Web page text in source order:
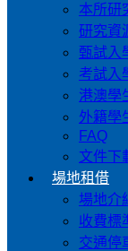
本所研
研究資
甄試入
考試入
港澳學
外籍學
FAQ
文件下
場地租借
場地介
收費標
交通停